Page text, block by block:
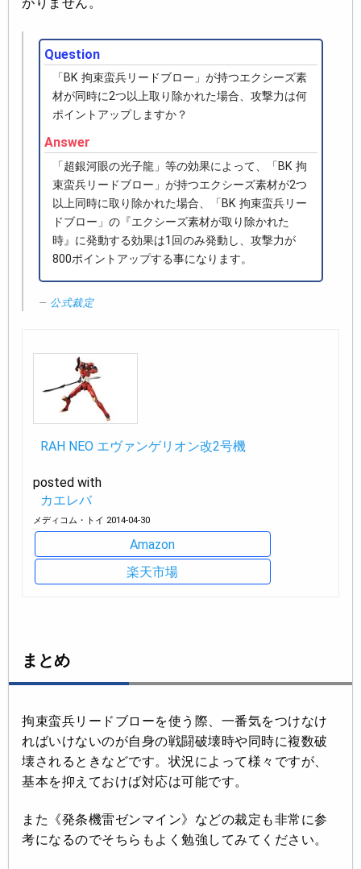
Question
「BK 拘束蛮兵リードブロー」が持つエクシーズ素
材が同時に2つ以上取り除かれた場合、攻撃力は何
ポイントアップしますか？
Answer
「超銀河眼の光子龍」等の効果によって、「BK 拘
束蛮兵リードブロー」が持つエクシーズ素材が2つ
以上同時に取り除かれた場合、「BK 拘束蛮兵リー
ドブロー」の『エクシーズ素材が取り除かれた
時』に発動する効果は1回のみ発動し、攻撃力が
800ポイントアップする事になります。
公式裁定
RAH NEO エヴァンゲリオン改2号機
posted with
カエレバ
メディコム・トイ 2014-04-30
Amazon
楽天市場
まとめ
拘束蛮兵リードブローを使う際、一番気をつけなけ
ればいけないのが自身の戦闘破壊時や同時に複数破
壊されるときなどです。状況によって様々ですが、
基本を抑えておけば対応は可能です。
また《発条機雷ゼンマイン》などの裁定も非常に参
考になるのでそちらもよく勉強してみてください。